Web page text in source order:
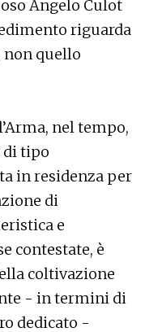
Angelo Culot
riguarda
non quello
nel tempo,
tipo
in residenza per
di
e
contestate, è
coltivazione
- in termini di
dedicato -